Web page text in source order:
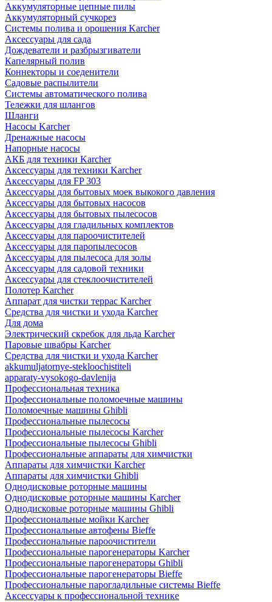
Аккумуляторные цепные пилы
Аккумуляторный сучкорез
Системы полива и орошения Karcher
Аксессуары для сада
Дождеватели и разбрызгиватели
Капелярный полив
Коннекторы и соеденители
Садовые распылители
Системы автоматического полива
Тележки для шлангов
Шланги
Насосы Karcher
Дренажные насосы
Напорные насосы
АКБ для техники Karcher
Аксессуары для техники Karcher
Аксессуары для FP 303
Аксессуары для бытовых моек выкокого давления
Аксессуары для бытовых насосов
Аксессуары для бытовых пылесосов
Аксессуары для гладильных комплектов
Аксессуары для пароочистителей
Аксессуары для паропылесосов
Аксессуары для пылесоса для золы
Аксессуары для садовой техники
Аксессуары для стеклоочистителей
Полотер Karcher
Аппарат для чистки террас Karcher
Средства для чистки и ухода Karcher
Для дома
Электрический скребок для льда Karcher
Паровые швабры Karcher
Средства для чистки и ухода Karcher
akkumuljatornye-stekloochistiteli
apparaty-vysokogo-davlenija
Профессиональная техника
Профессиональные поломоечные машины
Поломоечные машины Ghibli
Профессиональные пылесосы
Профессиональные пылесосы Karcher
Профессиональные пылесосы Ghibli
Профессиональные аппараты для химчистки
Аппараты для химчистки Karcher
Аппараты для химчистки Ghibli
Однодисковые роторные машины
Однодисковые роторные машины Karcher
Однодисковые роторные машины Ghibli
Профессиональные мойки Karcher
Профессиональные автофены Bieffe
Профессиональные пароочистители
Профессиональные парогенераторы Karcher
Профессиональные парогенераторы Ghibli
Профессиональные парогенераторы Bieffe
Профессиональные парогладильные системы Bieffe
Аксессуары к профессиональной технике